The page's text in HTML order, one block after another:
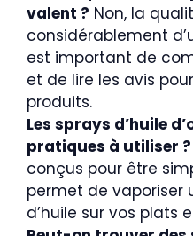
valent ? Non, la
considérablement
est important de
et de lire les avis
produits.
Les sprays d’huile
pratiques à utiliser ?
conçus pour être
permet de vaporiser
d’huile sur vos plats